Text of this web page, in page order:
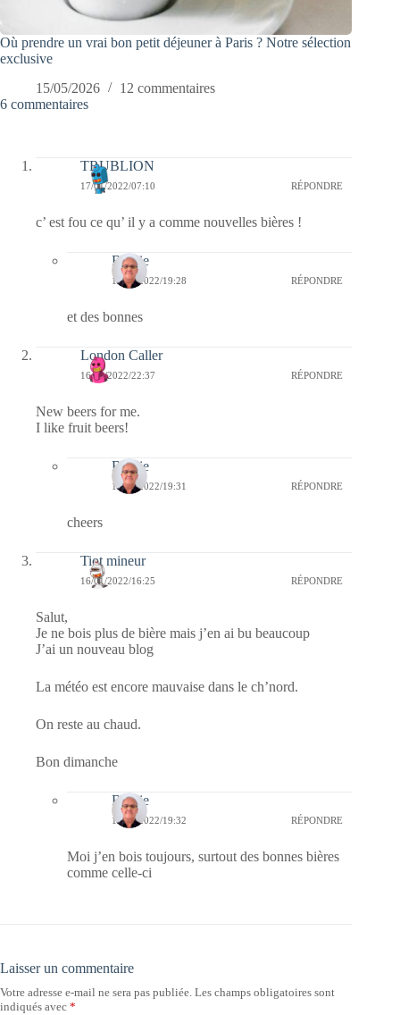
Où prendre un vrai bon petit déjeuner à Paris ? Notre sélection
exclusive
15/05/2026
12 commentaires
6 commentaires
TRUBLION
17/01/2022/07:10 RÉPONDRE
c’ est fou ce qu’ il y a comme nouvelles bières !
Bernie
17/01/2022/19:28 RÉPONDRE
et des bonnes
London Caller
16/01/2022/22:37 RÉPONDRE
New beers for me.
I like fruit beers!
Bernie
17/01/2022/19:31 RÉPONDRE
cheers
Tiot mineur
16/01/2022/16:25 RÉPONDRE
Salut,
Je ne bois plus de bière mais j’en ai bu beaucoup
J’ai un nouveau blog
La météo est encore mauvaise dans le ch’nord.
On reste au chaud.
Bon dimanche
Bernie
17/01/2022/19:32 RÉPONDRE
Moi j’en bois toujours, surtout des bonnes bières
comme celle-ci
Laisser un commentaire
Votre adresse e-mail ne sera pas publiée. Les champs obligatoires sont
indiqués avec *